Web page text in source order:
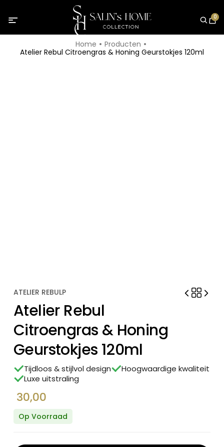
0
Home
Producten
Atelier Rebul Citroengras & Honing Geurstokjes 120ml
ATELIER REBULP
Atelier Rebul
Citroengras & Honing
Geurstokjes 120ml
Tijdloos & stijlvol design
Hoogwaardige kwaliteit
Luxe uitstraling
30,00
Op Voorraad